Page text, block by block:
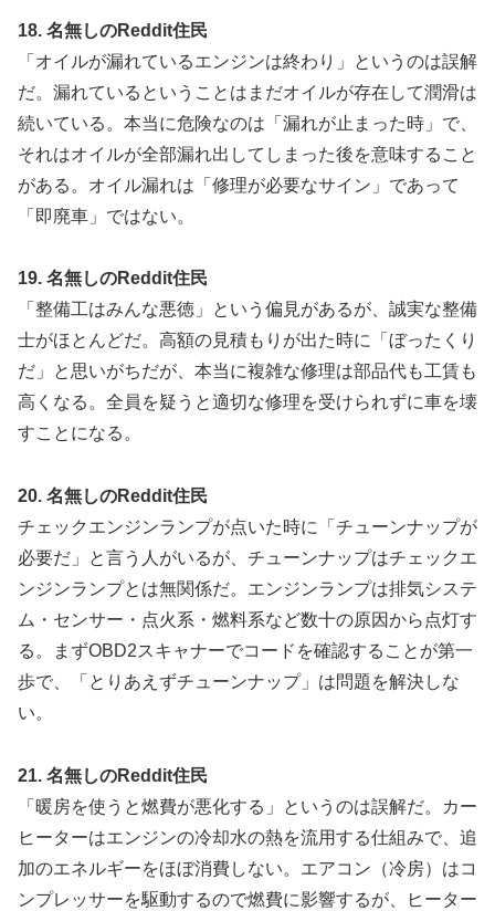
18. 名無しのReddit住民
「オイルが漏れているエンジンは終わり」というのは誤解
だ。漏れているということはまだオイルが存在して潤滑は
続いている。本当に危険なのは「漏れが止まった時」で、
それはオイルが全部漏れ出してしまった後を意味すること
がある。オイル漏れは「修理が必要なサイン」であって
「即廃車」ではない。
19. 名無しのReddit住民
「整備工はみんな悪徳」という偏見があるが、誠実な整備
士がほとんどだ。高額の見積もりが出た時に「ぼったくり
だ」と思いがちだが、本当に複雑な修理は部品代も工賃も
高くなる。全員を疑うと適切な修理を受けられずに車を壊
すことになる。
20. 名無しのReddit住民
チェックエンジンランプが点いた時に「チューンナップが
必要だ」と言う人がいるが、チューンナップはチェックエ
ンジンランプとは無関係だ。エンジンランプは排気システ
ム・センサー・点火系・燃料系など数十の原因から点灯す
る。まずOBD2スキャナーでコードを確認することが第一
歩で、「とりあえずチューンナップ」は問題を解決しな
い。
21. 名無しのReddit住民
「暖房を使うと燃費が悪化する」というのは誤解だ。カー
ヒーターはエンジンの冷却水の熱を流用する仕組みで、追
加のエネルギーをほぼ消費しない。エアコン（冷房）はコ
ンプレッサーを駆動するので燃費に影響するが、ヒーター